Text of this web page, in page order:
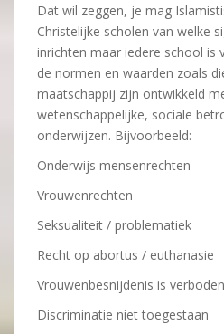
Dat wil zeggen, je mag
Christelijke scholen van welke
inrichten maar iedere school is
de normen en waarden zoals
maatschappij zijn ontwikkeld
wetenschappelijke, sociale
onderwijzen. Bijvoorbeeld:
Onderwijs mensenrechten
Vrouwenrechten
Seksualiteit / problematiek
Recht op abortus / euthanasie
Vrouwenbesnijdenis is verboden
Discriminatie niet toegestaan